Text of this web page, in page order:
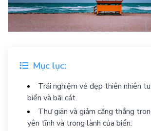
Mục lục:
Trải nghiệm vẻ đẹp thiên nhiên
biển và bãi cát.
Thư giãn và giảm căng thẳng
yên tĩnh và trong lành của biển.